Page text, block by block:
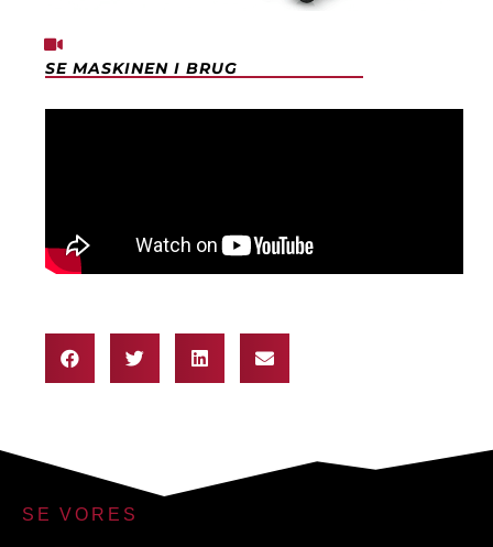
SE MASKINEN I BRUG
SE VORES